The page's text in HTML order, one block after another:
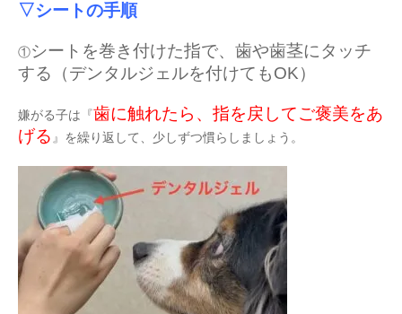
▽シートの手順
①シートを巻き付けた指で、歯や歯茎にタッチ
する（デンタルジェルを付けてもOK）
嫌がる子は『歯に触れたら、指を戻してご褒美をあ
げる 』を繰り返して、少しずつ慣らしましょう。